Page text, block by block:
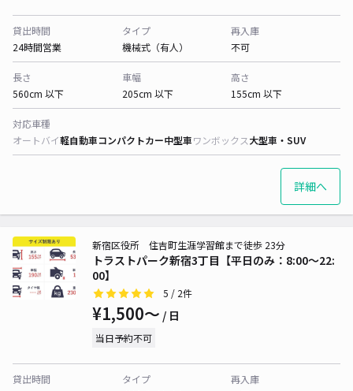
貸出時間
24時間営業
タイプ
機械式（有人）
再入庫
不可
長さ
560cm 以下
車幅
205cm 以下
高さ
155cm 以下
対応車種
オートバイ軽自動車コンパクトカー中型車ワンボックス大型車・SUV
詳細へ
トラストパーク新宿3丁目【平日のみ：8:00～22:
00】
新宿区役所 住吉町生涯学習館まで徒歩 23分
5 / 2件
¥1,500〜 / 日
当日予約不可
貸出時間
タイプ
再入庫